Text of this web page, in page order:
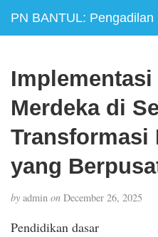
PN BANTUL: Pengadilan
Merdeka di
Transformasi
yang
by admin on December 26, 2025
Pendidikan dasar